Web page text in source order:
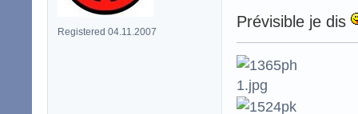
Registered 04.11.2007
Prévisible je dis